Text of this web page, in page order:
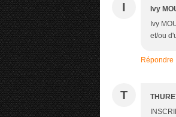
I Ivy
Ivy
et/ou
Répondre
T